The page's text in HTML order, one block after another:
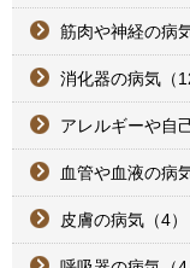
筋肉や神経の病
消化器の病気（
アレルギーや自
血管や血液の病
皮膚の病気（4）